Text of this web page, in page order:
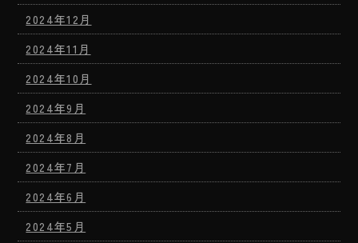
2024年12月
2024年11月
2024年10月
2024年9月
2024年8月
2024年7月
2024年6月
2024年5月